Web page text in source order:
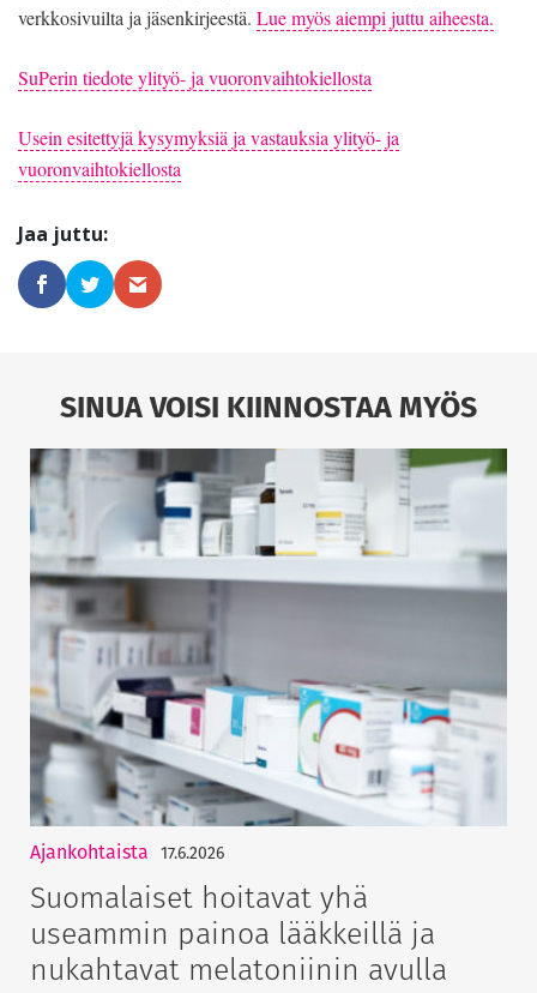
verkkosivuilta ja jäsenkirjeestä. Lue myös aiempi juttu aiheesta.
SuPerin tiedote ylityö- ja vuoronvaihtokiellosta
Usein esitettyjä kysymyksiä ja vastauksia ylityö- ja
vuoronvaihtokiellosta
SINUA VOISI KIINNOSTAA MYÖS
Ajankohtaista 17.6.2026
Suomalaiset hoitavat yhä
useammin painoa lääkkeillä ja
nukahtavat melatoniinin avulla